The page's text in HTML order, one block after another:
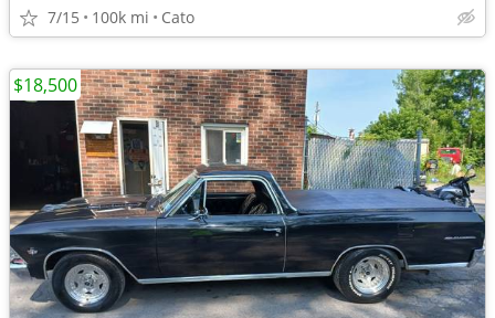
7/15 100k mi Cato
$18,500